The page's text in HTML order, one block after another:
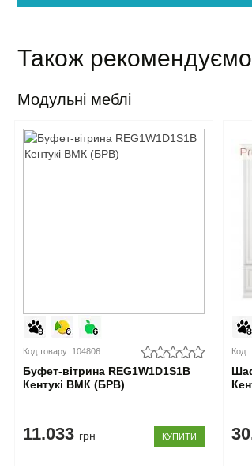
Також рекомендуємо
Модульні меблі
Код товару: 104806
Буфет-вітрина REG1W1D1S1B
Кентукі ВМК (БРВ)
11.033 грн КУПИТИ
Код